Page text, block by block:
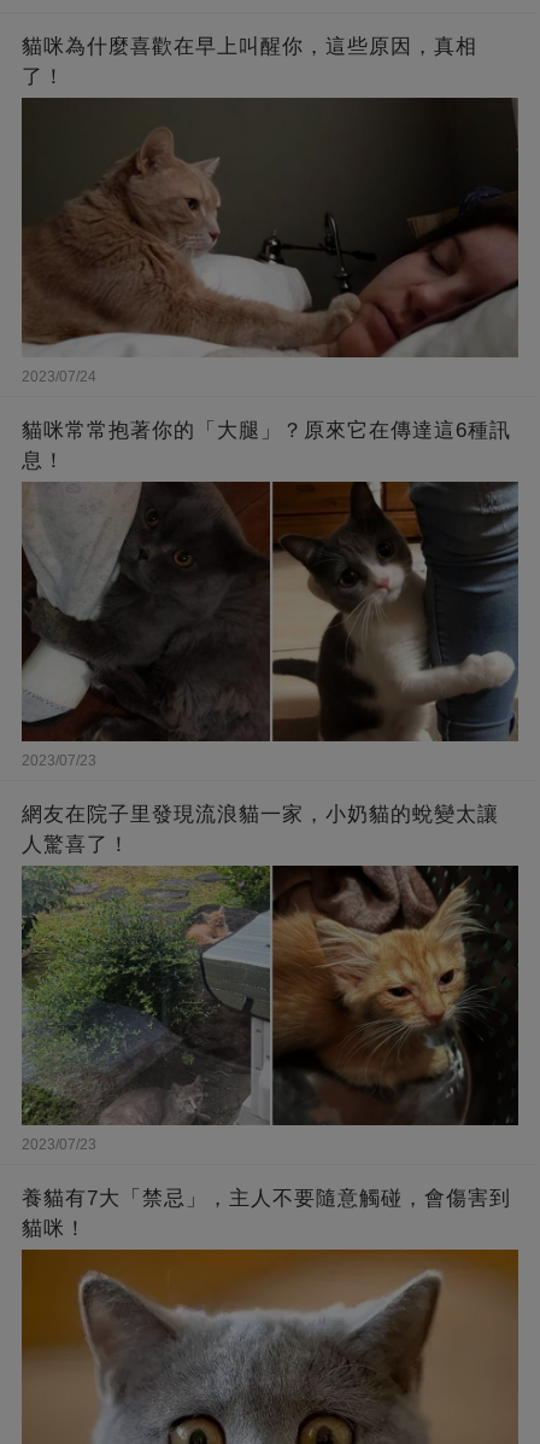
貓咪為什麼喜歡在早上叫醒你，這些原因，真相
了！
2023/07/24
貓咪常常抱著你的「大腿」？原來它在傳達這6種訊
息！
2023/07/23
網友在院子里發現流浪貓一家，小奶貓的蛻變太讓
人驚喜了！
2023/07/23
養貓有7大「禁忌」，主人不要隨意觸碰，會傷害到
貓咪！